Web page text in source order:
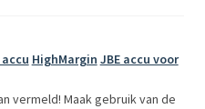
HighMargin JBE accu voor
vermeld! Maak gebruik van de